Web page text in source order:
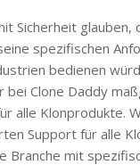
Sicherheit glauben,
spezifischen
bedienen
bei Clone Daddy
alle Klonprodukte.
Support für alle
Branche mit